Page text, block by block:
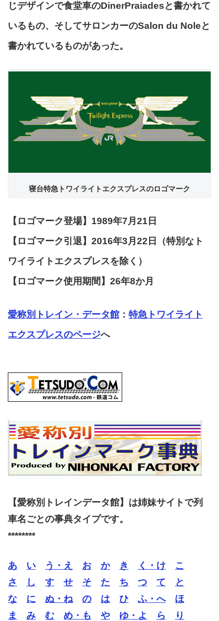
じデザインで食堂車のDinerPraiadesと書かれて
いるもの、そしてサロンカーのSalon du Noleと
書かれているものがあった。
寝台特急トワイライトエクスプレスのロゴマーク
【ロゴマーク登場】1989年7月21日
【ロゴマーク引退】2016年3月22日（特別なト
ワイライトエクスプレスを除く）
【ロゴマーク使用期間】26年8か月
愛称別トレイン・データ館 ： 特急トワイライト
エクスプレスのページへ
【愛称別トレインデータ館】は姉妹サイトで列
車名ごとの事典タイプです。
********
あ い う・え お か き く・け
こ
さ
し す せ そ た ち つ て
と
な
に ぬ・ね の は ひ ふ・へ
ほ
ま
み む め・も や ゆ・よ ら
り